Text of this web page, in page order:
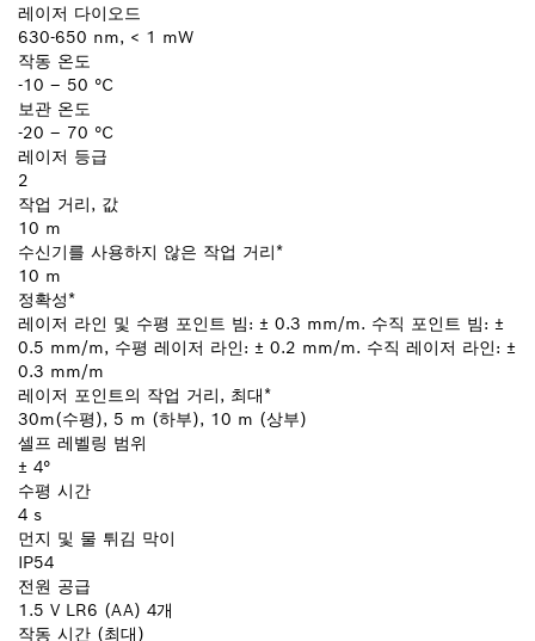
레이저 다이오드
630-650 nm, < 1 mW
작동 온도
-10 – 50 °C
보관 온도
-20 – 70 °C
레이저 등급
2
작업 거리, 값
10 m
수신기를 사용하지 않은 작업 거리*
10 m
정확성*
레이저 라인 및 수평 포인트 빔: ± 0.3 mm/m. 수직 포인트 빔: ±
0.5 mm/m, 수평 레이저 라인: ± 0.2 mm/m. 수직 레이저 라인: ±
0.3 mm/m
레이저 포인트의 작업 거리, 최대*
30m(수평), 5 m (하부), 10 m (상부)
셀프 레벨링 범위
± 4°
수평 시간
4 s
먼지 및 물 튀김 막이
IP54
전원 공급
1.5 V LR6 (AA) 4개
작동 시간 (최대)